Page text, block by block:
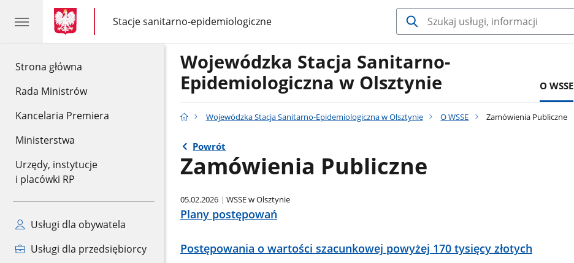
Strona główna
Rada Ministrów
Kancelaria Premiera
Ministerstwa
Urzędy, instytucje
i placówki RP
Usługi dla obywatela
Usługi dla przedsiębiorcy
gov.pl
gov.pl
Stacje sanitarno-epidemiologiczne
gov.pl
Stacje
sanitarno-
epidemiologiczne
Wojewódzka Stacja Sanitarno-
Epidemiologiczna w Olsztynie
O WSSE
Wojewódzka Stacja Sanitarno-Epidemiologiczna w Olsztynie O WSSE Zamówienia Publiczne
Powrót
Zamówienia Publiczne
05.02.2026 WSSE w Olsztynie
Plany postępowań
Postępowania o wartości szacunkowej powyżej 170 tysięcy złotych